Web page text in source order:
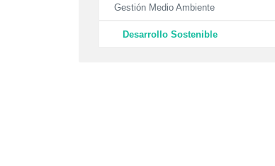
Gestión Medio Ambiente
Desarrollo Sostenible